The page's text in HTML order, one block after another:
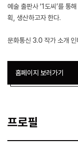
예술 출판사 ‘1도씨’를 통
획, 생산하고자 한다.
문화통신 3.0 작가 소
홈페이지 보러가기
프로필